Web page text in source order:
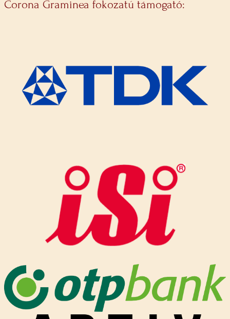
Corona Graminea fokozatú támogató: